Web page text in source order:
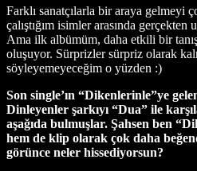
Farklı sanatçılarla bir araya gelmeyi
çalıştığım isimler arasında
Ama ilk albümüm, daha etkili bir
oluşuyor. Sürprizler sürpriz olarak
söyleyemeyeceğim o yüzden :)
Son single’ın “Dikenlerinle”ye
Dinleyenler şarkıyı “Dua” ile
aşağıda bulmuşlar. Şahsen ben
hem de klip olarak çok daha
görünce neler hissediyorsun?